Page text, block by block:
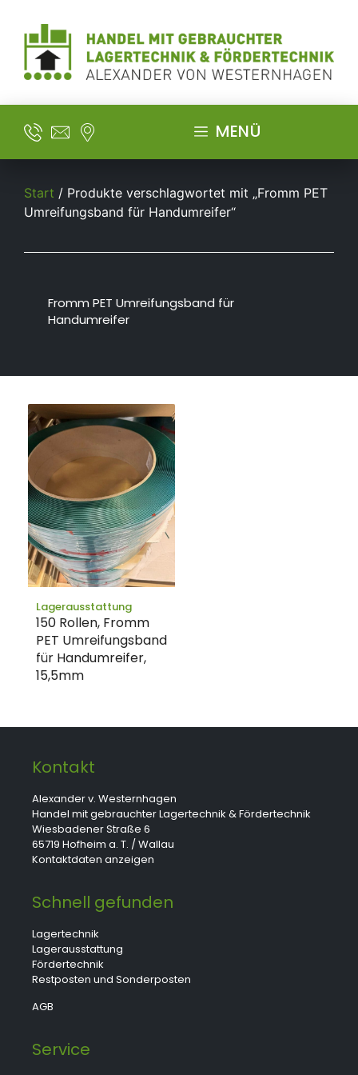
MENÜ
Start / Produkte verschlagwortet mit „Fromm PET
Umreifungsband für Handumreifer“
Fromm PET Umreifungsband für
Handumreifer
Lagerausstattung
150 Rollen, Fromm
PET Umreifungsband
für Handumreifer,
15,5mm
Kontakt
Alexander v. Westernhagen
Handel mit gebrauchter Lagertechnik & Fördertechnik
Wiesbadener Straße 6
65719 Hofheim a. T. / Wallau
Kontaktdaten anzeigen
Schnell gefunden
Lagertechnik
Lagerausstattung
Fördertechnik
Restposten und Sonderposten
AGB
Service